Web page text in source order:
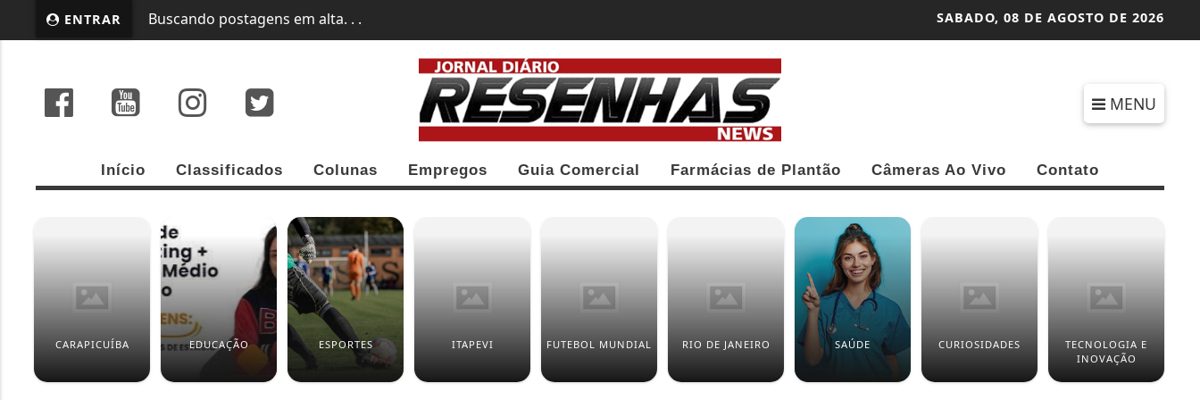
ENTRAR EM ALTA CONCURSO 3040 DA MEGA-SENA ACUMULA E VAI A R$ 150 MILHÕES; VEJA... SABADO, 08 DE AGOSTO DE 2026
MENU
Início Classificados Colunas Empregos Guia Comercial Farmácias de Plantão Câmeras Ao Vivo Contato
CARAPICUÍBA EDUCAÇÃO ESPORTES ITAPEVI FUTEBOL MUNDIAL RIO DE JANEIRO SAÚDE CURIOSIDADES
TECNOLOGIA E
INOVAÇÃO